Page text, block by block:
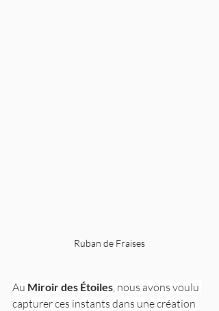
Ruban de Fraises
Au Miroir des Étoiles , nous avons voulu
capturer ces instants dans une création